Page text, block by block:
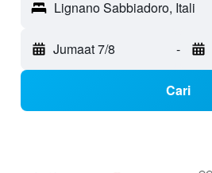
Lignano Sabbiadoro, Itali
Jumaat 7/8 -
Cari